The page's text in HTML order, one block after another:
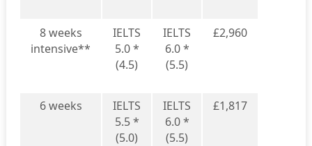
8 weeks
intensive**
IELTS
5.0 *
(4.5)
IELTS
6.0 *
(5.5)
£2,960
6 weeks
IELTS
5.5 *
(5.0)
IELTS
6.0 *
(5.5)
£1,817